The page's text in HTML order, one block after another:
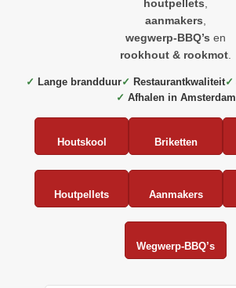
houtpellets
aanmakers
wegwerp-BBQ’s en
rookhout & rookmot
✓ Lange brandduur✓ Restaurantkwaliteit✓
✓ Afhalen in Amsterdam
Houtskool Briketten
Houtpellets Aanmakers
Wegwerp-BBQ’s